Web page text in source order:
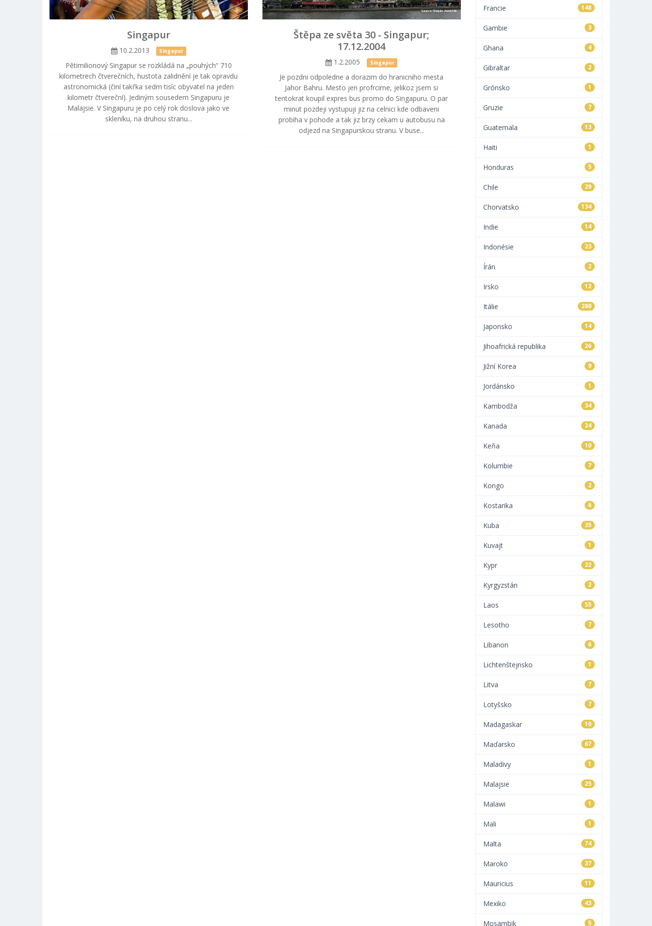
Singapur
10.2.2013 Singapur
Pětimilionový Singapur se rozkládá na „pouhých“ 710
kilometrech čtverečních, hustota zalidnění je tak opravdu
astronomická (činí takřka sedm tisíc obyvatel na jeden
kilometr čtvereční). Jediným sousedem Singapuru je
Malajsie. V Singapuru je po celý rok doslova jako ve
skleníku, na druhou stranu...
Štěpa ze světa 30 - Singapur;
17.12.2004
1.2.2005 Singapur
Je pozdni odpoledne a dorazim do hranicniho mesta
Jahor Bahru. Mesto jen profrcime, jelikoz jsem si
tentokrat koupil expres bus promo do Singapuru. O par
minut pozdeji vystupuji jiz na celnici kde odbaveni
probiha v pohode a tak jiz brzy cekam u autobusu na
odjezd na Singapurskou stranu. V buse...
148
Francie
3
Gambie
4
Ghana
2
Gibraltar
1
Grónsko
7
Gruzie
13
Guatemala
1
Haiti
5
Honduras
29
Chile
134
Chorvatsko
14
Indie
23
Indonésie
2
Írán
12
Irsko
280
Itálie
14
Japonsko
26
Jihoafrická republika
9
Jižní Korea
1
Jordánsko
34
Kambodža
24
Kanada
10
Keňa
7
Kolumbie
2
Kongo
6
Kostarika
35
Kuba
1
Kuvajt
22
Kypr
2
Kyrgyzstán
55
Laos
7
Lesotho
6
Libanon
1
Lichtenštejnsko
7
Litva
7
Lotyšsko
10
Madagaskar
67
Maďarsko
1
Maladivy
25
Malajsie
1
Malawi
1
Mali
74
Malta
37
Maroko
11
Mauricius
43
Mexiko
5
Mosambik